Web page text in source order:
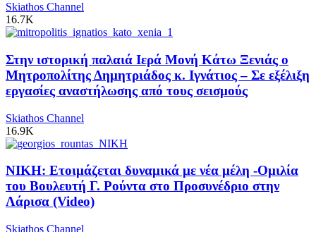
Skiathos Channel
16.7K
Στην ιστορική παλαιά Ιερά Μονή Κάτω Ξενιάς ο
Μητροπολίτης Δημητριάδος κ. Ιγνάτιος – Σε εξέλιξη
εργασίες αναστήλωσης από τους σεισμούς
Skiathos Channel
16.9K
ΝΙΚΗ: Ετοιμάζεται δυναμικά με νέα μέλη -Ομιλία
του Βουλευτή Γ. Ρούντα στο Προσυνέδριο στην
Λάρισα (Video)
Skiathos Channel